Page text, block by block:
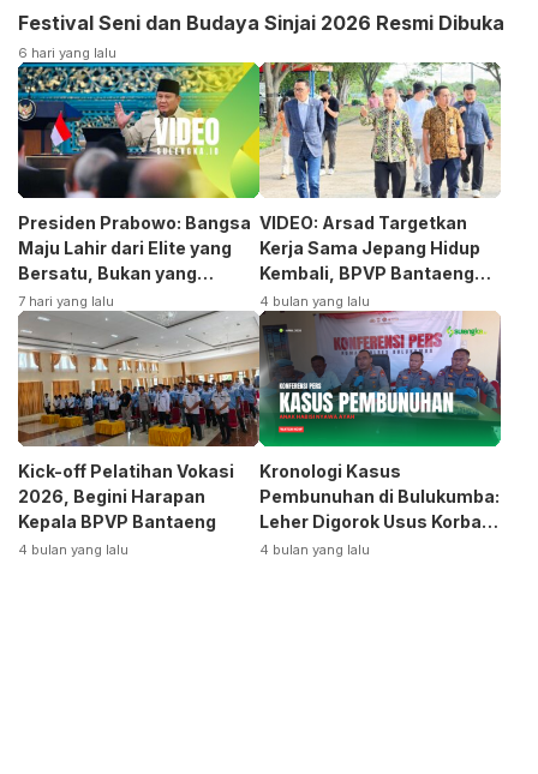
Festival Seni dan Budaya Sinjai 2026 Resmi Dibuka
6 hari yang lalu
Presiden Prabowo: Bangsa
Maju Lahir dari Elite yang
Bersatu, Bukan yang
Terpecah
7 hari yang lalu
VIDEO: Arsad Targetkan
Kerja Sama Jepang Hidup
Kembali, BPVP Bantaeng
Siap Bangkitkan Jurusan
Otomotif
4 bulan yang lalu
Kick-off Pelatihan Vokasi
2026, Begini Harapan
Kepala BPVP Bantaeng
4 bulan yang lalu
Kronologi Kasus
Pembunuhan di Bulukumba:
Leher Digorok Usus Korban
Dikeluarkan
4 bulan yang lalu